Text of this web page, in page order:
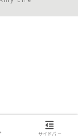
サイドバー